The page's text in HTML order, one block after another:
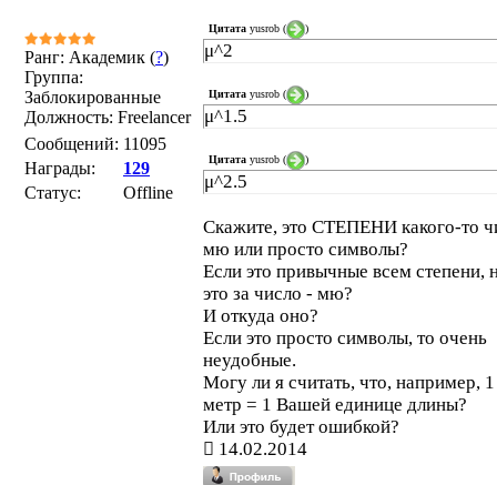
Ранг: Академик (?)
Группа:
Заблокированные
Должность: Freelancer
Сообщений: 11095
Награды:
129
Статус:
Offline
Цитата yusrob ( )
μ^2
Цитата yusrob ( )
μ^1.5
Цитата yusrob ( )
μ^2.5
Скажите, это СТЕПЕНИ какого-то
мю или просто символы?
Если это привычные всем степени,
это за число - мю?
И откуда оно?
Если это просто символы, то очень
неудобные.
Могу ли я считать, что, например,
метр = 1 Вашей единице длины?
Или это будет ошибкой?
14.02.2014